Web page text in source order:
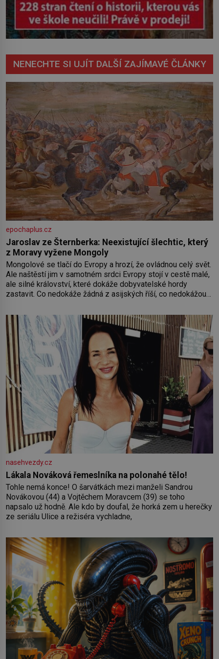
NENECHTE SI UJÍT DALŠÍ ZAJÍMAVÉ ČLÁNKY
epochaplus.cz
Jaroslav ze Šternberka: Neexistující šlechtic, který
z Moravy vyžene Mongoly
Mongolové se tlačí do Evropy a hrozí, že ovládnou celý svět.
Ale naštěstí jim v samotném srdci Evropy stojí v cestě malé,
ale silné království, které dokáže dobyvatelské hordy
zastavit. Co nedokáže žádná z asijských říší, co nedokážou
od roku 1223 postupují podél Kaspického a Azovského
moře,
nasehvezdy.cz
Lákala Nováková řemeslníka na polonahé tělo!
Tohle nemá konce! O šarvátkách mezi manželi Sandrou
Novákovou (44) a Vojtěchem Moravcem (39) se toho
napsalo už hodně. Ale kdo by doufal, že horká zem u herečky
ze seriálu Ulice a režiséra vychladne,